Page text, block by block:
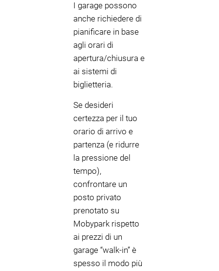
I garage possono
anche richiedere di
pianificare in base
agli orari di
apertura/chiusura e
ai sistemi di
biglietteria.
Se desideri
certezza per il tuo
orario di arrivo e
partenza (e ridurre
la pressione del
tempo),
confrontare un
posto privato
prenotato su
Mobypark rispetto
ai prezzi di un
garage “walk-in” è
spesso il modo più